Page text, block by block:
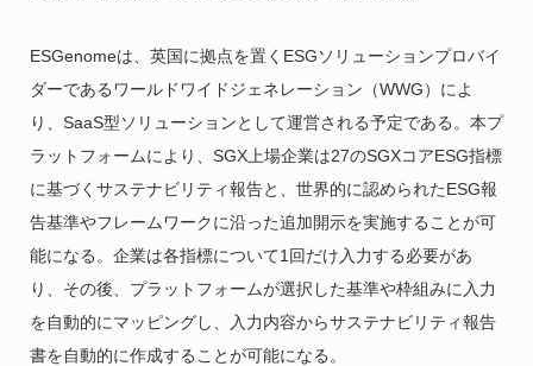
ESGenomeは、英国に拠点を置くESGソリューションプロバイ
ダーであるワールドワイドジェネレーション（WWG）によ
り、SaaS型ソリューションとして運営される予定である。本プ
ラットフォームにより、SGX上場企業は27のSGXコアESG指標
に基づくサステナビリティ報告と、世界的に認められたESG報
告基準やフレームワークに沿った追加開示を実施することが可
能になる。企業は各指標について1回だけ入力する必要があ
り、その後、プラットフォームが選択した基準や枠組みに入力
を自動的にマッピングし、入力内容からサステナビリティ報告
書を自動的に作成することが可能になる。